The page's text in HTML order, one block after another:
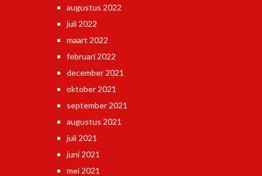
augustus 2022
juli 2022
maart 2022
februari 2022
december 2021
oktober 2021
september 2021
augustus 2021
juli 2021
juni 2021
mei 2021